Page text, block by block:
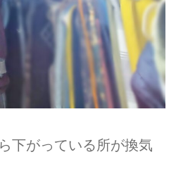
下がっている所が換気